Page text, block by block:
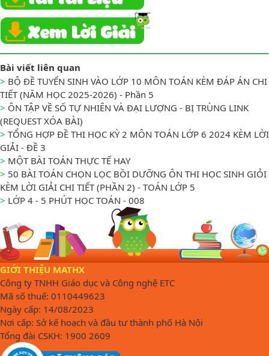
Bài viết liên quan
> BỘ ĐỀ TUYỂN SINH VÀO LỚP 10 MÔN TOÁN KÈM ĐÁP ÁN CHI
TIẾT (NĂM HỌC 2025-2026) - Phần 5
> ÔN TẬP VỀ SỐ TỰ NHIÊN VÀ ĐẠI LƯỢNG - BỊ TRÙNG LINK
(REQUEST XÓA BÀI)
> TỔNG HỢP ĐỀ THI HỌC KỲ 2 MÔN TOÁN LỚP 6 2024 KÈM LỜI
GIẢI - ĐỀ 3
> MỘT BÀI TOÁN THỰC TẾ HAY
> 50 BÀI TOÁN CHỌN LỌC BỒI DƯỠNG ÔN THI HỌC SINH GIỎI
KÈM LỜI GIẢI CHI TIẾT (PHẦN 2) - TOÁN LỚP 5
> LỚP 4 - 5 PHÚT HỌC TOÁN - 008
GIỚI THIỆU MATHX
Công ty TNHH Giáo dục và Công nghệ ETC
Mã số thuế: 0110449623
Ngày cấp: 14/08/2023
Nơi cấp: Sở kế hoạch và đầu tư thành phố Hà Nội
Tổng đài CSKH: 1900 2609